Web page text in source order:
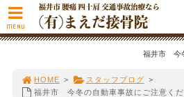
福井市 今
HOME > スタッフブログ >
福井市 今冬の自動車事故にご注意く
MENU